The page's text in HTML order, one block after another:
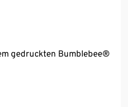
gedruckten Bumblebee®